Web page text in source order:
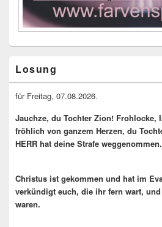
Sidebar
Widget
Area
Losung
für Freitag, 07.08.2026.
Jauchze, du Tochter Zion! Frohlocke,
fröhlich von ganzem Herzen, du
HERR hat deine Strafe weggenommen.
Christus ist gekommen und hat im
verkündigt euch, die ihr fern wart,
waren.